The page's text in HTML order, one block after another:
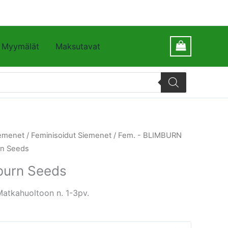
Myymälät Maksutavat
/ Feminisoidut Siemenet / Fem. - BLIMBURN
Seeds
Seeds
n. 1-3pv.